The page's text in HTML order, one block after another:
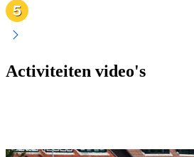
Activiteiten video's